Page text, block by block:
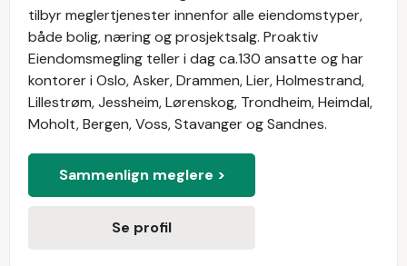
tilbyr meglertjenester innenfor alle eiendomstyper,
både bolig, næring og prosjektsalg. Proaktiv
Eiendomsmegling teller i dag ca.130 ansatte og har
kontorer i Oslo, Asker, Drammen, Lier, Holmestrand,
Lillestrøm, Jessheim, Lørenskog, Trondheim, Heimdal,
Moholt, Bergen, Voss, Stavanger og Sandnes.
Sammenlign meglere >
Se profil